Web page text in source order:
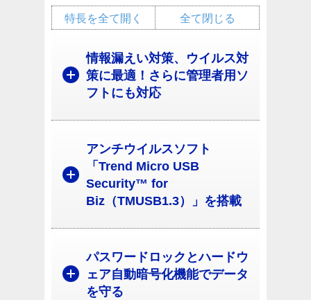
全て閉じる
特長を全て開く
情報漏えい対策、ウイルス対
策に最適！さらに管理者用ソ
フトにも対応
アンチウイルスソフト
「Trend Micro USB
Security™ for
Biz（TMUSB1.3）」を搭載
パスワードロックとハードウ
ェア自動暗号化機能でデータ
を守る